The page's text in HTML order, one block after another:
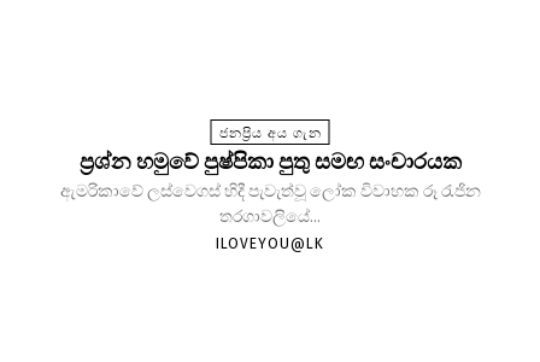
ජනප්‍රිය අය ගැන
ප්‍රශ්න හමුවේ පුෂ්පිකා පුතු සමඟ සංචාරයක
ඇමරිකාවේ ලස්වෙගස් හිදී පැවැත්වූ ලෝක විවාහක රූ රැජින
තරගාවලියේ...
ILOVEYOU@LK